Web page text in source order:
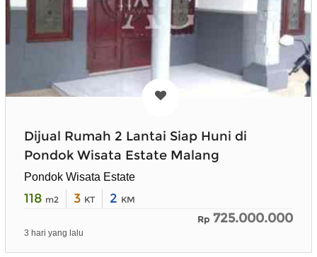
Dijual Rumah 2 Lantai Siap Huni di
Pondok Wisata Estate Malang
Pondok Wisata Estate
118 m2 3 KT 2 KM
Rp 725.000.000
3 hari yang lalu